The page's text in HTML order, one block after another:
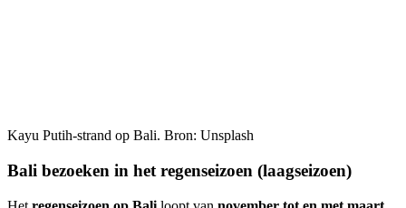
Kayu Putih-strand op Bali. Bron: Unsplash
Bali bezoeken in het regenseizoen (laagseizoen)